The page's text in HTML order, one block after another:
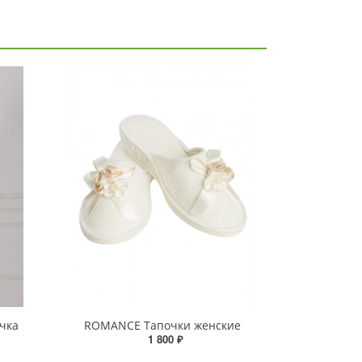
ROMANCE Тапочки женские
1 800 ₽